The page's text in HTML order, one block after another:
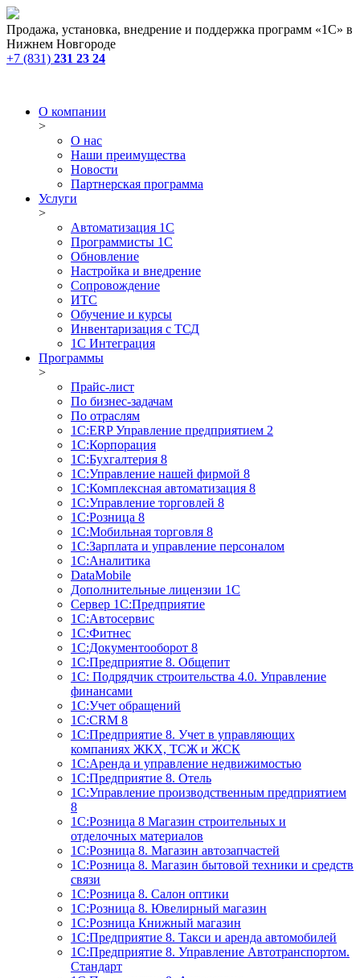
Продажа, установка, внедрение и поддержка программ «1С» в
Нижнем Новгороде
+7 (831) 231 23 24
О компании
>
О нас
Наши преимущества
Новости
Партнерская программа
Услуги
>
Автоматизация 1С
Программисты 1С
Обновление
Настройка и внедрение
Сопровождение
ИТС
Обучение и курсы
Инвентаризация с ТСД
1С Интеграция
Программы
>
Прайс-лист
По бизнес-задачам
По отраслям
1C:ERP Управление предприятием 2
1С:Корпорация
1С:Бухгалтерия 8
1С:Управление нашей фирмой 8
1С:Комплексная автоматизация 8
1С:Управление торговлей 8
1С:Розница 8
1С:Мобильная торговля 8
1С:Зарплата и управление персоналом
1С:Аналитика
DataMobile
Дополнительные лицензии 1С
Сервер 1С:Предприятие
1С:Автосервис
1С:Фитнес
1С:Документооборот 8
1С:Предприятие 8. Общепит
1С: Подрядчик строительства 4.0. Управление
финансами
1С:Учет обращений
1C:CRM 8
1С:Предприятие 8. Учет в управляющих
компаниях ЖКХ, ТСЖ и ЖСК
1С:Аренда и управление недвижимостью
1С:Предприятие 8. Отель
1C:Управление производственным предприятием
8
1С:Розница 8 Магазин строительных и
отделочных материалов
1С:Розница 8. Магазин автозапчастей
1С:Розница 8. Магазин бытовой техники и средств
связи
1С:Розница 8. Салон оптики
1С:Розница 8. Ювелирный магазин
1С:Розница Книжный магазин
1C:Предприятие 8. Такси и аренда автомобилей
1С:Предприятие 8. Управление Автотранспортом.
Стандарт